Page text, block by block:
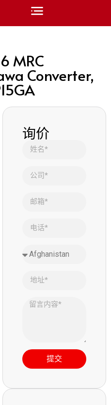
MRC
Converter,
询价
提交